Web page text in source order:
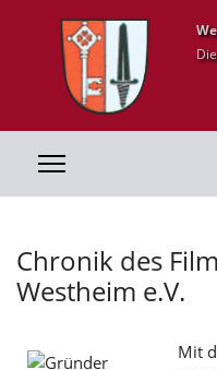
Chronik des
Westheim e.V.
Mit